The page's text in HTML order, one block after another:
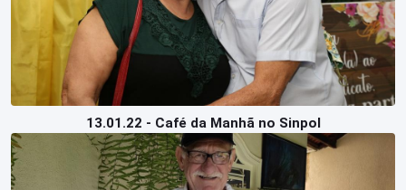
13.01.22 - Café da Manhã no Sinpol